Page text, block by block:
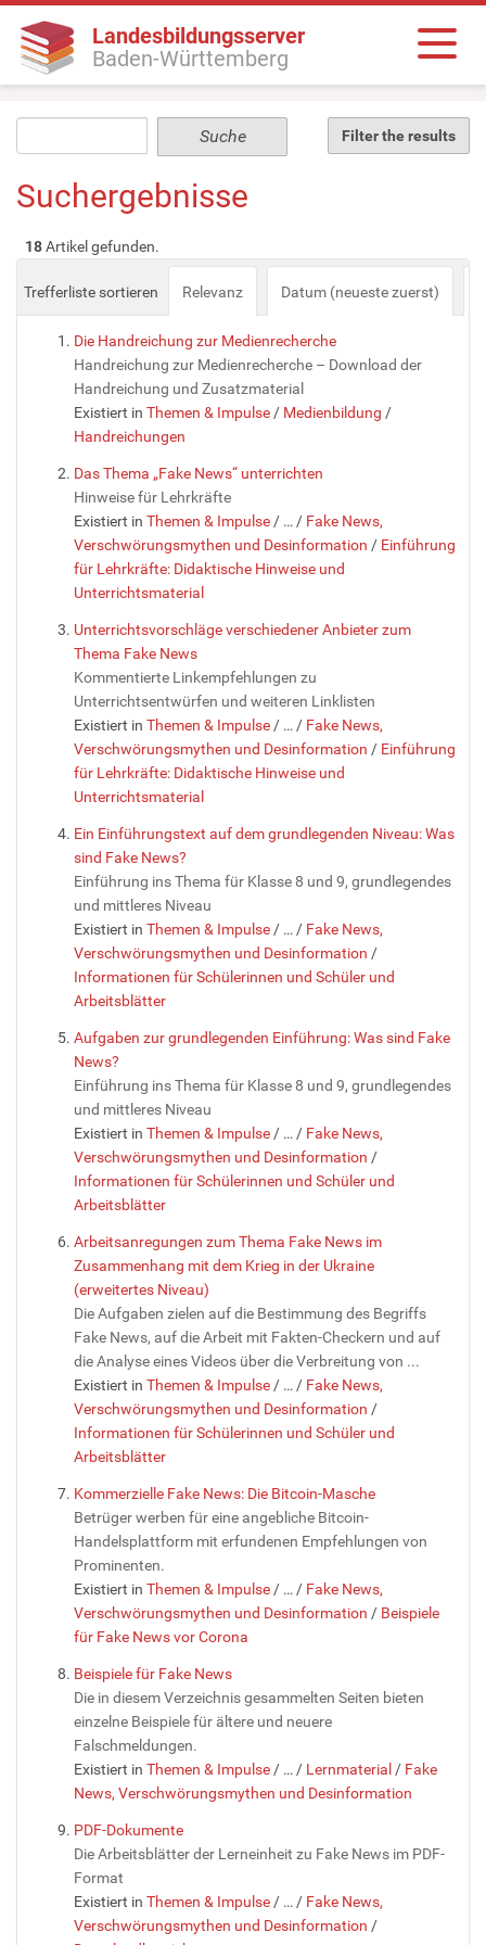
Landesbildungsserver
Baden-Württemberg
Filter the results
Suchergebnisse
18Artikel gefunden.
Trefferliste sortieren Relevanz Datum (neueste zuerst)
Die Handreichung zur Medienrecherche
Handreichung zur Medienrecherche – Download der
Handreichung und Zusatzmaterial
Existiert in Themen & Impulse / Medienbildung /
Handreichungen
Das Thema „Fake News“ unterrichten
Hinweise für Lehrkräfte
Existiert in Themen & Impulse / … / Fake News,
Verschwörungsmythen und Desinformation / Einführung
für Lehrkräfte: Didaktische Hinweise und
Unterrichtsmaterial
Unterrichtsvorschläge verschiedener Anbieter zum
Thema Fake News
Kommentierte Linkempfehlungen zu
Unterrichtsentwürfen und weiteren Linklisten
Existiert in Themen & Impulse / … / Fake News,
Verschwörungsmythen und Desinformation / Einführung
für Lehrkräfte: Didaktische Hinweise und
Unterrichtsmaterial
Ein Einführungstext auf dem grundlegenden Niveau: Was
sind Fake News?
Einführung ins Thema für Klasse 8 und 9, grundlegendes
und mittleres Niveau
Existiert in Themen & Impulse / … / Fake News,
Verschwörungsmythen und Desinformation /
Informationen für Schülerinnen und Schüler und
Arbeitsblätter
Aufgaben zur grundlegenden Einführung: Was sind Fake
News?
Einführung ins Thema für Klasse 8 und 9, grundlegendes
und mittleres Niveau
Existiert in Themen & Impulse / … / Fake News,
Verschwörungsmythen und Desinformation /
Informationen für Schülerinnen und Schüler und
Arbeitsblätter
Arbeitsanregungen zum Thema Fake News im
Zusammenhang mit dem Krieg in der Ukraine
(erweitertes Niveau)
Die Aufgaben zielen auf die Bestimmung des Begriffs
Fake News, auf die Arbeit mit Fakten-Checkern und auf
die Analyse eines Videos über die Verbreitung von ...
Existiert in Themen & Impulse / … / Fake News,
Verschwörungsmythen und Desinformation /
Informationen für Schülerinnen und Schüler und
Arbeitsblätter
Kommerzielle Fake News: Die Bitcoin-Masche
Betrüger werben für eine angebliche Bitcoin-
Handelsplattform mit erfundenen Empfehlungen von
Prominenten.
Existiert in Themen & Impulse / … / Fake News,
Verschwörungsmythen und Desinformation / Beispiele
für Fake News vor Corona
Beispiele für Fake News
Die in diesem Verzeichnis gesammelten Seiten bieten
einzelne Beispiele für ältere und neuere
Falschmeldungen.
Existiert in Themen & Impulse / … / Lernmaterial / Fake
News, Verschwörungsmythen und Desinformation
PDF-Dokumente
Die Arbeitsblätter der Lerneinheit zu Fake News im PDF-
Format
Existiert in Themen & Impulse / … / Fake News,
Verschwörungsmythen und Desinformation /